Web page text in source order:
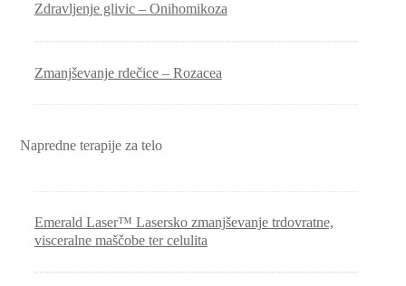
Zdravljenje glivic – Onihomikoza
Zmanjševanje rdečice – Rozacea
Napredne terapije za telo
Emerald Laser™ Lasersko zmanjševanje trdovratne,
visceralne maščobe ter celulita